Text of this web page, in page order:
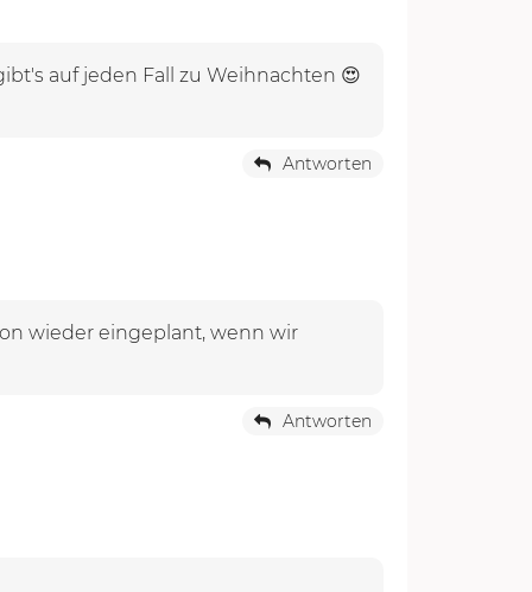
auf jeden Fall zu Weihnachten 😍
Antworten
wieder eingeplant, wenn wir
Antworten